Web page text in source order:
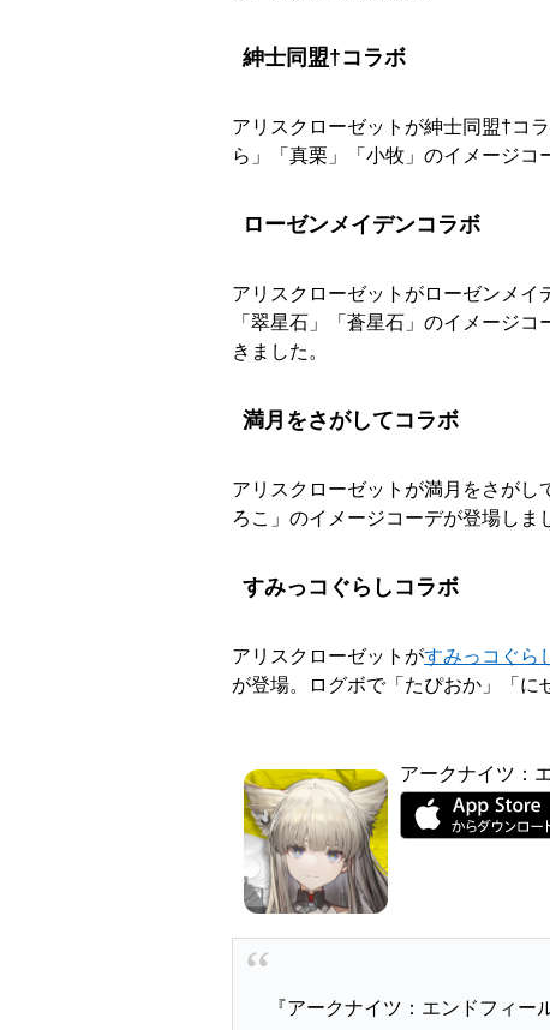
紳士同盟†コラボ
アリスクローゼットが紳士同盟†コ
ら」「真栗」「小牧」のイメージコ
ローゼンメイデンコラボ
アリスクローゼットがローゼンメイ
「翠星石」「蒼星石」のイメージ
きました。
満月をさがしてコラボ
アリスクローゼットが満月をさが
ろこ」のイメージコーデが登場しま
すみっコぐらしコラボ
アリスクローゼットがすみっコぐら
が登場。ログボで「たぴおか」「に
アークナイツ：
『アークナイツ：エンドフィー